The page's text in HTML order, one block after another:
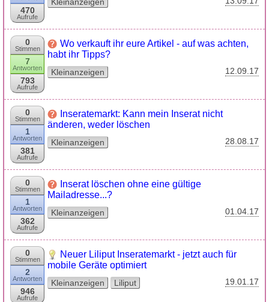
470
Aufrufe
0
Stimmen
7
Antworten
793
Aufrufe
Wo verkauft ihr eure Artikel - auf was achten,
habt ihr Tipps?
Kleinanzeigen 12.09.17
0
Stimmen
1
Antworten
381
Aufrufe
Inseratemarkt: Kann mein Inserat nicht
änderen, weder löschen
Kleinanzeigen 28.08.17
0
Stimmen
1
Antworten
362
Aufrufe
Inserat löschen ohne eine gültige
Mailadresse...?
Kleinanzeigen 01.04.17
0
Stimmen
2
Antworten
946
Aufrufe
Neuer Liliput Inseratemarkt - jetzt auch für
mobile Geräte optimiert
Kleinanzeigen Liliput 19.01.17